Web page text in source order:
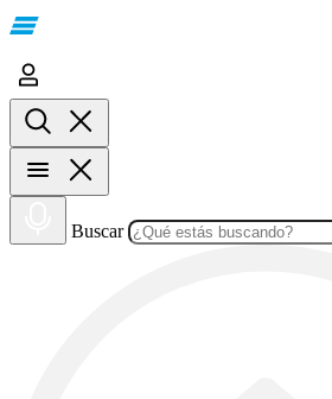
Buscar